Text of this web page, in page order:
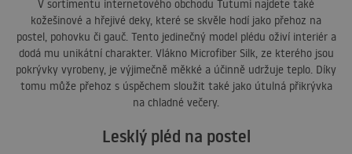
V sortimentu internetového obchodu Tutumi najdete také
kožešinové a hřejivé deky, které se skvěle hodí jako přehoz na
postel, pohovku či gauč. Tento jedinečný model plédu oživí interiér a
dodá mu unikátní charakter. Vlákno Microfiber Silk, ze kterého jsou
pokrývky vyrobeny, je výjimečně měkké a účinně udržuje teplo. Díky
tomu může přehoz s úspěchem sloužit také jako útulná přikrývka
na chladné večery.
Lesklý pléd na postel